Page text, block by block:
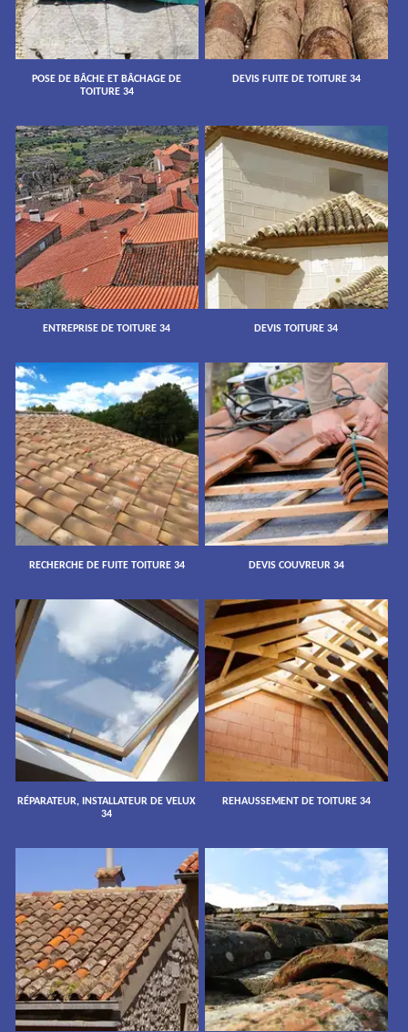
POSE DE BÂCHE ET BÂCHAGE DE
TOITURE 34
DEVIS FUITE DE TOITURE 34
ENTREPRISE DE TOITURE 34 DEVIS TOITURE 34
RECHERCHE DE FUITE TOITURE 34 DEVIS COUVREUR 34
RÉPARATEUR, INSTALLATEUR DE VELUX
34
REHAUSSEMENT DE TOITURE 34